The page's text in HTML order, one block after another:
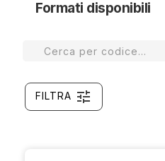
Formati disponibili
FILTRA tune